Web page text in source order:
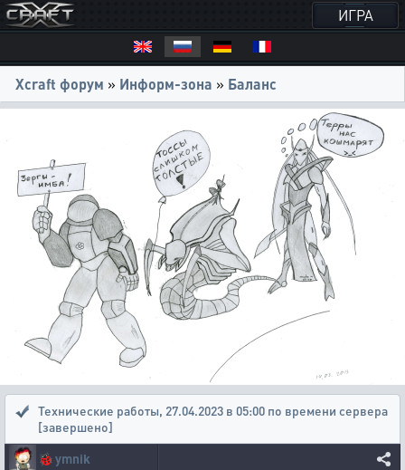
ИГРА
Xcraft форум » Информ-зона » Баланс
Технические работы, 27.04.2023 в 05:00 по времени сервера
[завершено]
🐞 ymnik